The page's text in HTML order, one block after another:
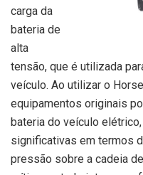
carga da
bateria de
alta
tensão, que é utilizada
veículo. Ao utilizar o
equipamentos originais
bateria do veículo
significativas em termos
pressão sobre a cadeia